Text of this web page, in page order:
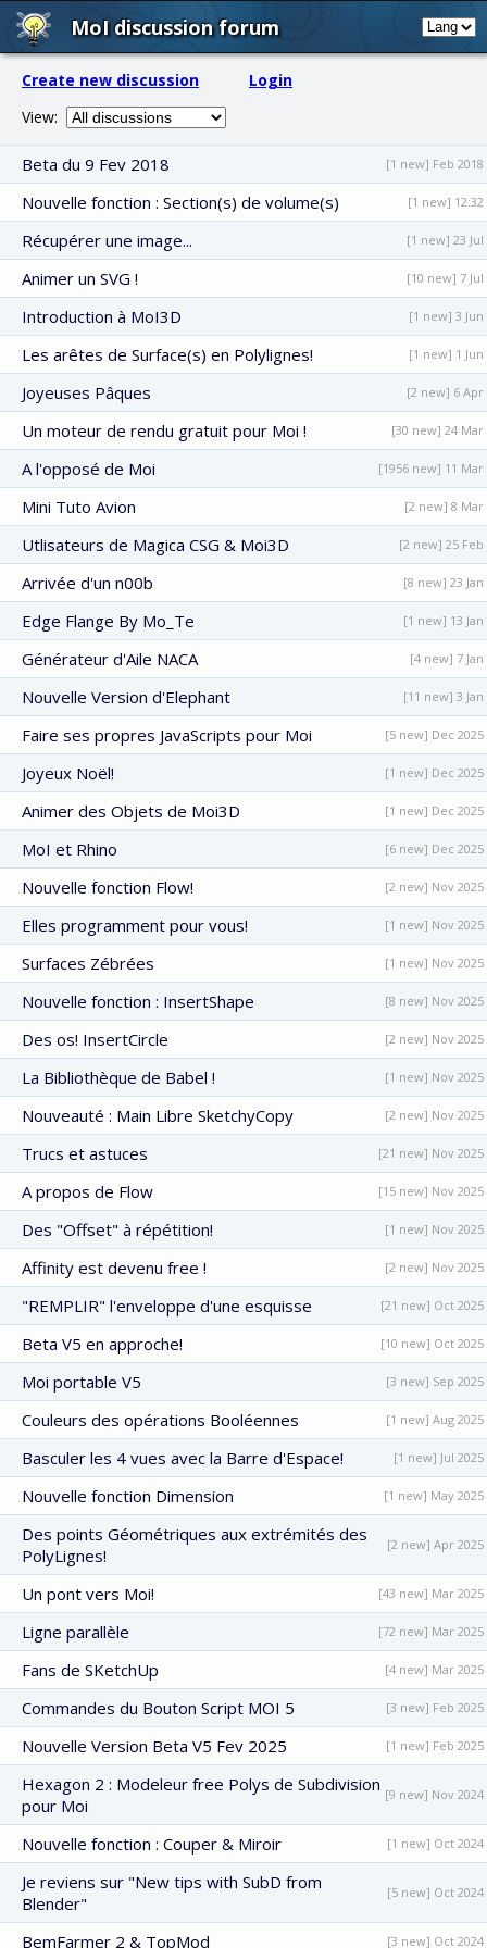
MoI discussion forum
Create new discussion
Login
View:
Beta du 9 Fev 2018 [1 new] Feb 2018
Nouvelle fonction : Section(s) de volume(s) [1 new] 12:32
Récupérer une image... [1 new] 23 Jul
Animer un SVG ! [10 new] 7 Jul
Introduction à MoI3D [1 new] 3 Jun
Les arêtes de Surface(s) en Polylignes! [1 new] 1 Jun
Joyeuses Pâques [2 new] 6 Apr
Un moteur de rendu gratuit pour Moi ! [30 new] 24 Mar
A l'opposé de Moi [1956 new] 11 Mar
Mini Tuto Avion [2 new] 8 Mar
Utlisateurs de Magica CSG & Moi3D [2 new] 25 Feb
Arrivée d'un n00b [8 new] 23 Jan
Edge Flange By Mo_Te [1 new] 13 Jan
Générateur d'Aile NACA [4 new] 7 Jan
Nouvelle Version d'Elephant [11 new] 3 Jan
Faire ses propres JavaScripts pour Moi [5 new] Dec 2025
Joyeux Noël! [1 new] Dec 2025
Animer des Objets de Moi3D [1 new] Dec 2025
MoI et Rhino [6 new] Dec 2025
Nouvelle fonction Flow! [2 new] Nov 2025
Elles programment pour vous! [1 new] Nov 2025
Surfaces Zébrées [1 new] Nov 2025
Nouvelle fonction : InsertShape [8 new] Nov 2025
Des os! InsertCircle [2 new] Nov 2025
La Bibliothèque de Babel ! [1 new] Nov 2025
Nouveauté : Main Libre SketchyCopy [2 new] Nov 2025
Trucs et astuces [21 new] Nov 2025
A propos de Flow [15 new] Nov 2025
Des "Offset" à répétition! [1 new] Nov 2025
Affinity est devenu free ! [2 new] Nov 2025
"REMPLIR" l'enveloppe d'une esquisse [21 new] Oct 2025
Beta V5 en approche! [10 new] Oct 2025
Moi portable V5 [3 new] Sep 2025
Couleurs des opérations Booléennes [1 new] Aug 2025
Basculer les 4 vues avec la Barre d'Espace! [1 new] Jul 2025
Nouvelle fonction Dimension [1 new] May 2025
Des points Géométriques aux extrémités des
PolyLignes!
[2 new] Apr 2025
Un pont vers Moi! [43 new] Mar 2025
Ligne parallèle [72 new] Mar 2025
Fans de SKetchUp [4 new] Mar 2025
Commandes du Bouton Script MOI 5 [3 new] Feb 2025
Nouvelle Version Beta V5 Fev 2025 [1 new] Feb 2025
Hexagon 2 : Modeleur free Polys de Subdivision
pour Moi
[9 new] Nov 2024
Nouvelle fonction : Couper & Miroir [1 new] Oct 2024
Je reviens sur "New tips with SubD from
Blender"
[5 new] Oct 2024
BemFarmer 2 & TopMod [3 new] Oct 2024